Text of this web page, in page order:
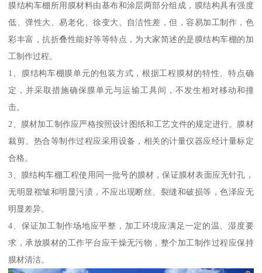
膜结构车棚所用膜材料由基布和涂层两部分组成，膜结构具有强度
低、弹性大、易老化、徐变大、自洁性差，但，容易加工制作，色
彩丰富，抗折叠性能好等等特点，为大家简述的是膜结构车棚的加
工制作过程。
1、膜结构车棚膜单元的包装方式，根据工程膜材的特性、特点确
定，并采取措施确保膜单元与运输工具间，不发生相对移动和撞
击。
2、膜材加工制作应严格按照设计图纸和工艺文件的规定进行。膜材
裁剪、热合等制作过程应采用设备，相关的计量仪器应经计量标定
合格。
3、膜结构车棚工程使用同一批号的膜材，保证膜材表面应无针孔，
无明显褶皱和明显污渍，不应出现断丝、裂缝和破损等，色泽应无
明显差异。
4、保证加工制作场地应平整，加工环境应满足一定的温、湿度要
求，承放膜材的工作平台应干燥无污物，整个加工制作过程应保持
膜材清洁。